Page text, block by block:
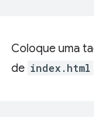
Coloque uma
de index.html